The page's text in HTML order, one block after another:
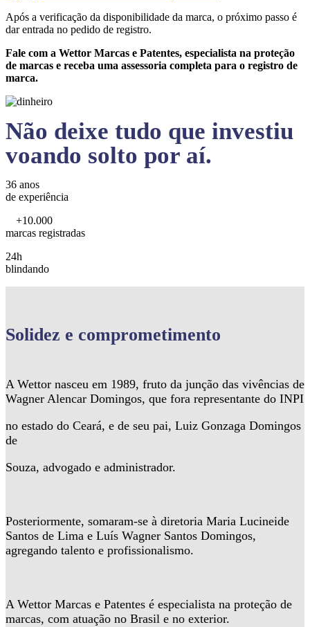
Após a verificação da disponibilidade da marca, o próximo passo é
dar entrada no pedido de registro.
Fale com a Wettor Marcas e Patentes, especialista na proteção
de marcas e receba uma assessoria completa para o registro de
marca.
Não deixe tudo que investiu
voando solto por aí.
36 anos
de experiência
+10.000
marcas registradas
24h
blindando
Solidez e comprometimento
A Wettor nasceu em 1989, fruto da junção das vivências de
Wagner Alencar Domingos, que fora representante do INPI
no estado do Ceará, e de seu pai, Luiz Gonzaga Domingos
de
Souza, advogado e administrador.
Posteriormente, somaram-se à diretoria Maria Lucineide
Santos de Lima e Luís Wagner Santos Domingos,
agregando talento e profissionalismo.
A Wettor Marcas e Patentes é especialista na proteção de
marcas, com atuação no Brasil e no exterior.